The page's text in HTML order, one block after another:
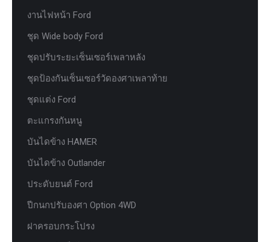
งานไฟหน้า Ford
ชุด Wide body Ford
ชุดปรับระยะเซ็นเซอร์เพลาหลัง
ชุดป้องกันเซ็นเซอร์วัดองศาเพลาท้าย
ชุดแต่ง Ford
ตะแกรงกันหนู
บันไดข้าง HAMER
บันไดข้าง Outlander
ประดับยนต์ Ford
ปีกนกปรับองศา Option 4WD
ฝาครอบกระโปรง